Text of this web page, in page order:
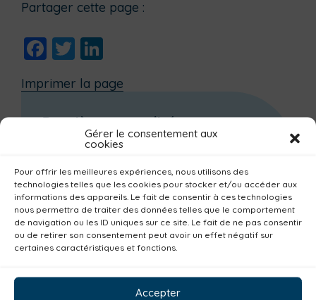
Gérer le consentement aux
cookies
Pour offrir les meilleures expériences, nous utilisons des
technologies telles que les cookies pour stocker et/ou accéder aux
informations des appareils. Le fait de consentir à ces technologies
nous permettra de traiter des données telles que le comportement
de navigation ou les ID uniques sur ce site. Le fait de ne pas consentir
ou de retirer son consentement peut avoir un effet négatif sur
certaines caractéristiques et fonctions.
Accepter
Partager cette page :
Facebook
Twitter
Imprimer la page
Dernières actualités
🗒️INSCRIPTION SAISON 2026/2027-
💗Offre spéciale Saint-Valentin 💗
⭐🏊‍♂️ Vacances hiver 2026 🏊‍♂️⭐
📣 INSCRIPTIONS – Stage de natation
vacances d’hiver